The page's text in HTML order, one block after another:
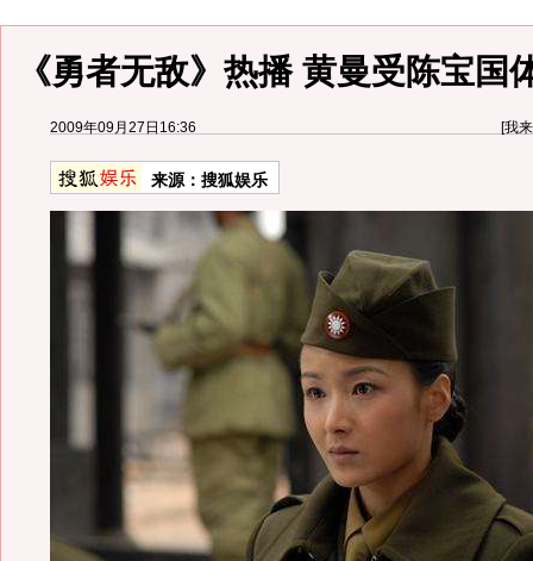
《勇者无敌》热播 黄曼受陈宝国
2009年09月27日16:36 [我
来源： 搜狐娱乐